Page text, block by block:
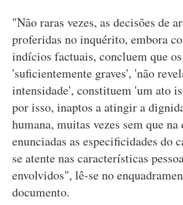
"Não raras vezes, as decisões de
proferidas no inquérito, embora
indícios factuais, concluem que
'suficientemente graves', 'não
intensidade', constituem 'um ato
por isso, inaptos a atingir a
humana, muitas vezes sem que
enunciadas as especificidades do
se atente nas características
envolvidos", lê-se no
documento.